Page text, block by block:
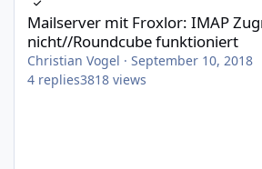
Mailserver mit Froxlor: IMAP
nicht//Roundcube funktioniert
Christian Vogel · September 10, 2018
4 replies3818 views